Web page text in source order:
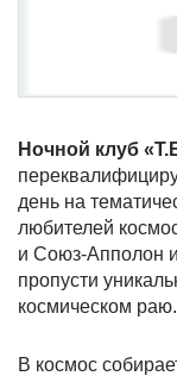
Ночной клуб
день на
любителей
и Союз-Апполон
пропусти
космическом
В космос